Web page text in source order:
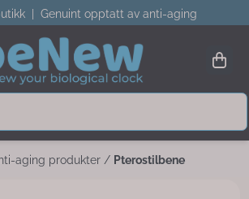
| Genuint opptatt av anti-aging
aging produkter / Pterostilbene